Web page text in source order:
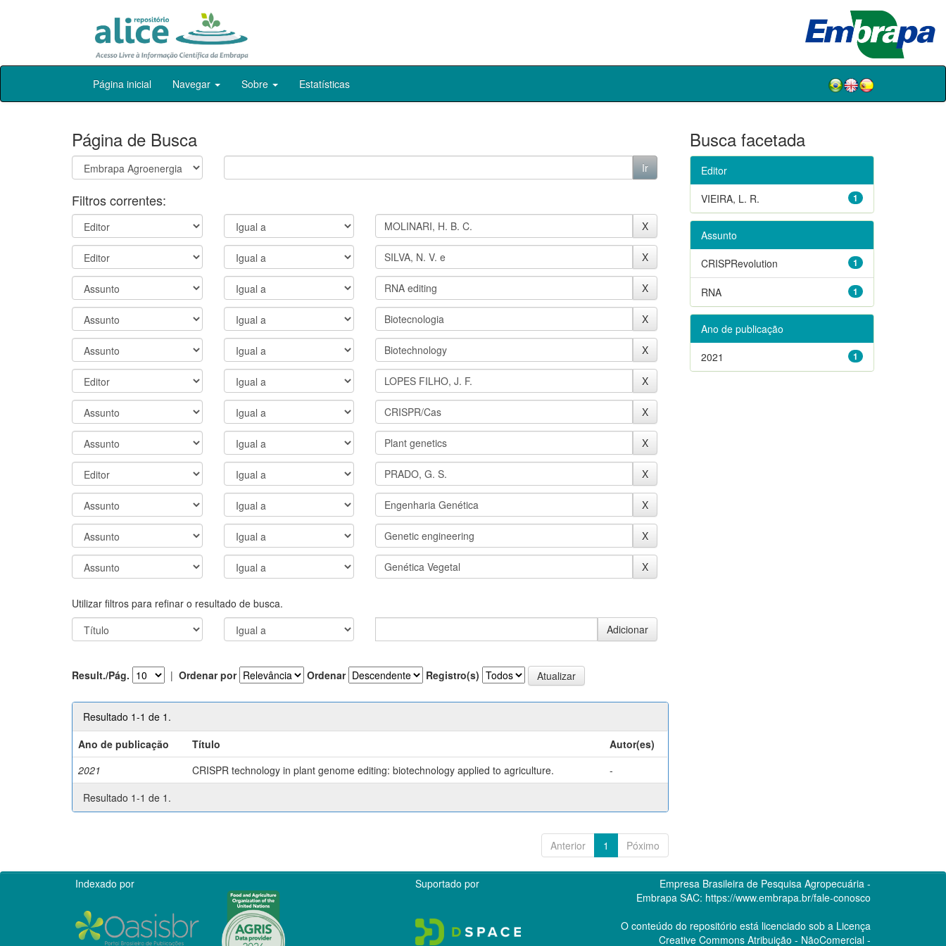
Skip
Página inicial Navegar Sobre Estatísticas
Página de Busca
Filtros correntes:
Utilizar filtros para refinar o resultado de busca.
Result./Pág. | Ordenar por Ordenar Registro(s)
Resultado 1-1 de 1.
Ano de publicação
Título
Autor(es)
2021
CRISPR technology in plant genome editing: biotechnology applied to agriculture.
-
Resultado 1-1 de 1.
Anterior 1 Póximo
Busca facetada
Editor
1
VIEIRA, L. R.
Assunto
1
CRISPRevolution
1
RNA
Ano de publicação
1
2021
Indexado por Suportado por
Empresa Brasileira de Pesquisa Agropecuária -
Embrapa SAC: https://www.embrapa.br/fale-conosco
O conteúdo do repositório está licenciado sob a Licença
Creative CommonsAtribuição - NãoComercial -